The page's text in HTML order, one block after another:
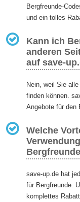
Bergfreunde-
und ein tolles
Kann ich
anderen
auf save-
Nein, weil Sie
finden können.
Angebote für den
Welche
save-up.de hat
für Bergfreunde.
komplettes